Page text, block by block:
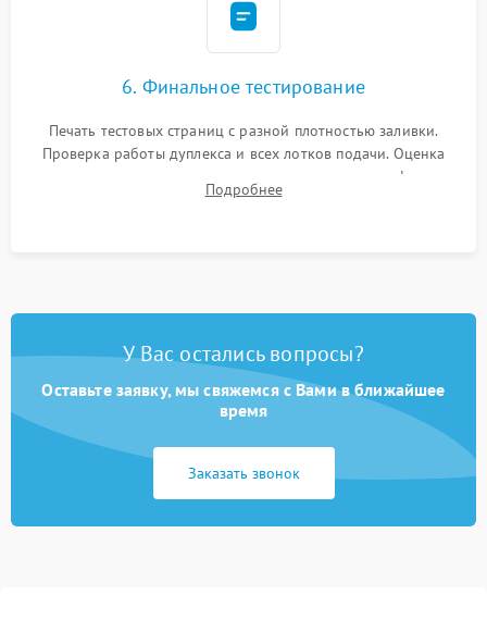
6. Финальное тестирование
Печать тестовых страниц с разной плотностью заливки.
Проверка работы дуплекса и всех лотков подачи. Оценка
качества запекания тонера и полное отсутствие дефектов
изображения перед выдачей готового устройства.
Подробнее
У Вас остались вопросы?
Оставьте заявку, мы свяжемся с Вами в ближайшее
время
Заказать звонок